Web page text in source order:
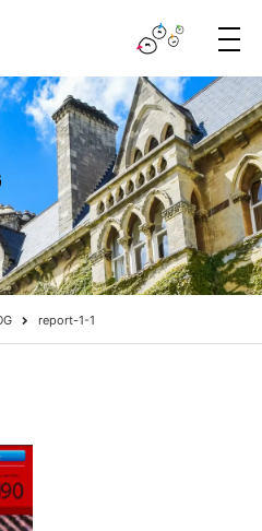
メ
ニ
ュ
ー
report-1-1